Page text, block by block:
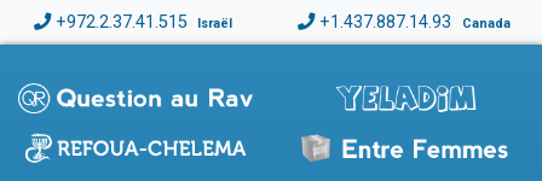
+972.2.37.41.515 Israël +1.437.887.14.93 Canada